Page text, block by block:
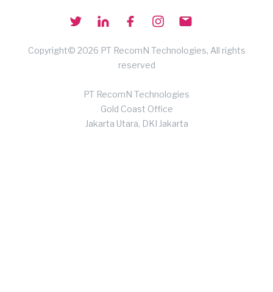
Copyright© 2026 PT RecomN Technologies, All rights
reserved
PT RecomN Technologies
Gold Coast Office
Jakarta Utara, DKI Jakarta